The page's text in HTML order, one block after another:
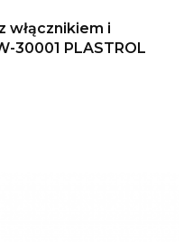
włącznikiem i
30001 PLASTROL